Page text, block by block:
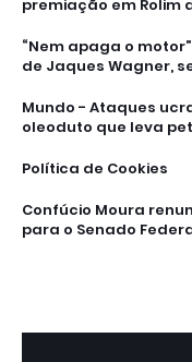
premiação em Rolim
“Nem apaga o
de Jaques Wagner,
Mundo - Ataques
oleoduto que leva
Política de Cookies
Confúcio Moura
para o Senado